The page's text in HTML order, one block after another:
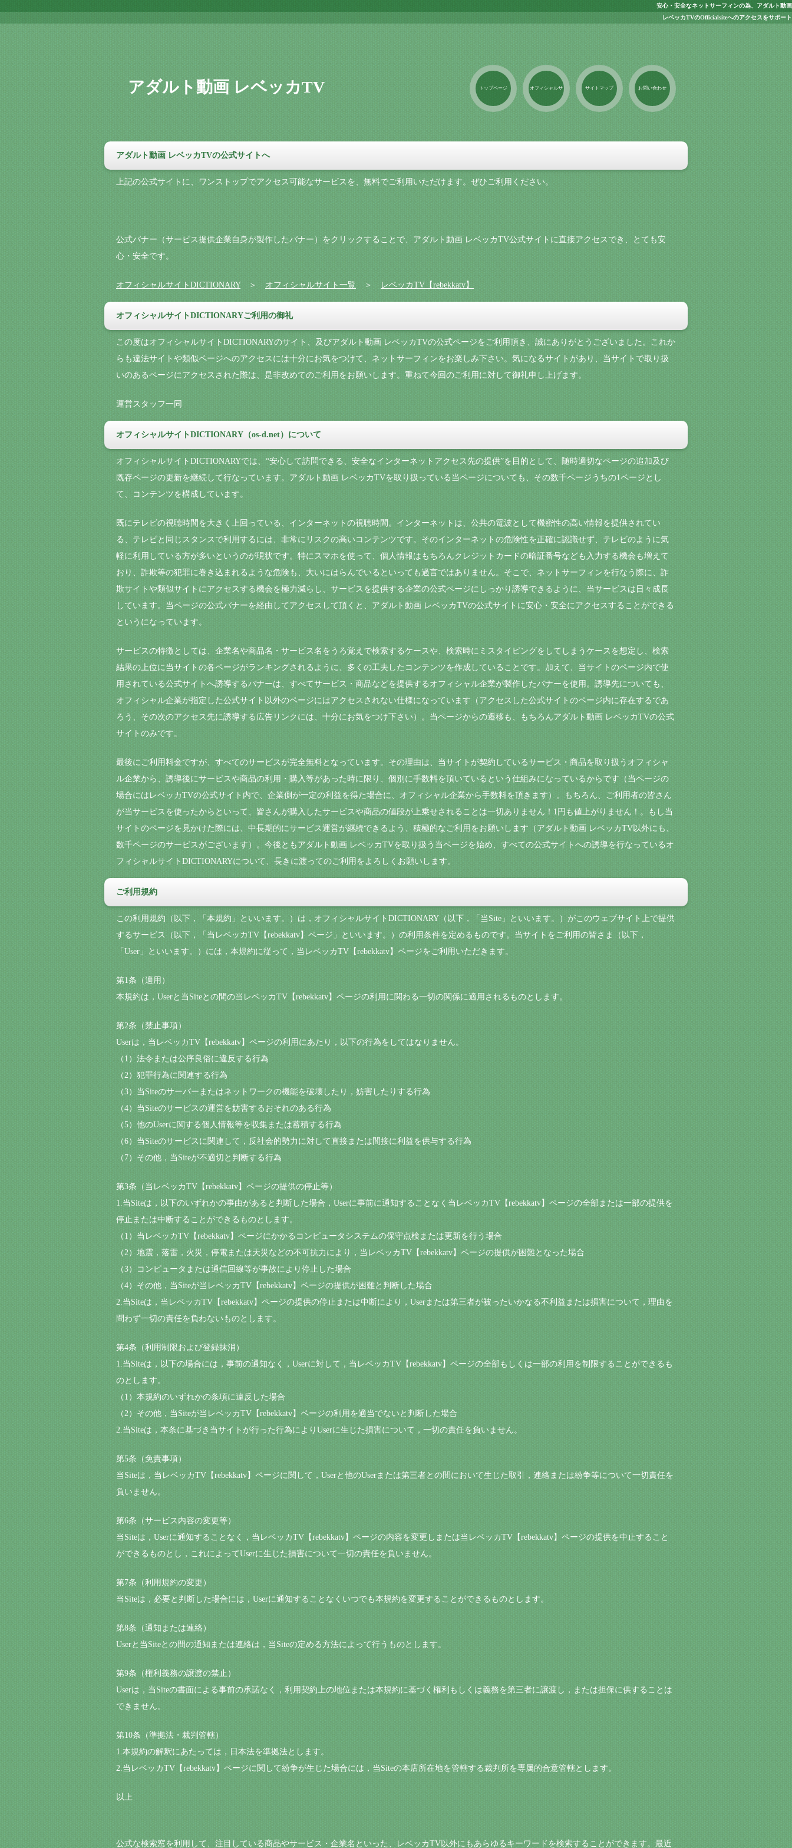
安心・安全なネットサーフィンの為、アダルト動画
レベッカTVのOfficialsiteへのアクセスをサポート
アダルト動画 レベッカTV トップページ オフィシャルサ サイトマップ お問い合わせ
アダルト動画 レベッカTVの公式サイトへ
上記の公式サイトに、ワンストップでアクセス可能なサービスを、無料でご利用いただけます。ぜひご利用ください。
公式バナー（サービス提供企業自身が製作したバナー）をクリックすることで、アダルト動画 レベッカTV公式サイトに直接アクセスでき、とても安
心・安全です。
オフィシャルサイトDICTIONARY＞ オフィシャルサイト一覧 ＞ レベッカTV【rebekkatv】
オフィシャルサイトDICTIONARYご利用の御礼
この度はオフィシャルサイトDICTIONARYのサイト、及びアダルト動画 レベッカTVの公式ページをご利用頂き、誠にありがとうございました。これか
らも違法サイトや類似ページへのアクセスには十分にお気をつけて、ネットサーフィンをお楽しみ下さい。気になるサイトがあり、当サイトで取り扱
いのあるページにアクセスされた際は、是非改めてのご利用をお願いします。重ねて今回のご利用に対して御礼申し上げます。
運営スタッフ一同
オフィシャルサイトDICTIONARY（os-d.net）について
オフィシャルサイトDICTIONARYでは、“安心して訪問できる、安全なインターネットアクセス先の提供”を目的として、随時適切なページの追加及び
既存ページの更新を継続して行なっています。アダルト動画 レベッカTVを取り扱っている当ページについても、その数千ページうちの1ページとし
て、コンテンツを構成しています。
既にテレビの視聴時間を大きく上回っている、インターネットの視聴時間。インターネットは、公共の電波として機密性の高い情報を提供されてい
る、テレビと同じスタンスで利用するには、非常にリスクの高いコンテンツです。そのインターネットの危険性を正確に認識せず、テレビのように気
軽に利用している方が多いというのが現状です。特にスマホを使って、個人情報はもちろんクレジットカードの暗証番号なども入力する機会も増えて
おり、詐欺等の犯罪に巻き込まれるような危険も、大いにはらんでいるといっても過言ではありません。そこで、ネットサーフィンを行なう際に、詐
欺サイトや類似サイトにアクセスする機会を極力減らし、サービスを提供する企業の公式ページにしっかり誘導できるように、当サービスは日々成長
しています。当ページの公式バナーを経由してアクセスして頂くと、アダルト動画 レベッカTVの公式サイトに安心・安全にアクセスすることができる
というになっています。
サービスの特徴としては、企業名や商品名・サービス名をうろ覚えで検索するケースや、検索時にミスタイピングをしてしまうケースを想定し、検索
結果の上位に当サイトの各ページがランキングされるように、多くの工夫したコンテンツを作成していることです。加えて、当サイトのページ内で使
用されている公式サイトへ誘導するバナーは、すべてサービス・商品などを提供するオフィシャル企業が製作したバナーを使用。誘導先についても、
オフィシャル企業が指定した公式サイト以外のページにはアクセスされない仕様になっています（アクセスした公式サイトのページ内に存在するであ
ろう、その次のアクセス先に誘導する広告リンクには、十分にお気をつけ下さい）。当ページからの遷移も、もちろんアダルト動画 レベッカTVの公式
サイトのみです。
最後にご利用料金ですが、すべてのサービスが完全無料となっています。その理由は、当サイトが契約しているサービス・商品を取り扱うオフィシャ
ル企業から、誘導後にサービスや商品の利用・購入等があった時に限り、個別に手数料を頂いているという仕組みになっているからです（当ページの
場合にはレベッカTVの公式サイト内で、企業側が一定の利益を得た場合に、オフィシャル企業から手数料を頂きます）。もちろん、ご利用者の皆さん
が当サービスを使ったからといって、皆さんが購入したサービスや商品の値段が上乗せされることは一切ありません！1円も値上がりません！。もし当
サイトのページを見かけた際には、中長期的にサービス運営が継続できるよう、積極的なご利用をお願いします（アダルト動画 レベッカTV以外にも、
数千ページのサービスがございます）。今後ともアダルト動画 レベッカTVを取り扱う当ページを始め、すべての公式サイトへの誘導を行なっているオ
フィシャルサイトDICTIONARYについて、長きに渡ってのご利用をよろしくお願いします。
ご利用規約
この利用規約（以下，「本規約」といいます。）は，オフィシャルサイトDICTIONARY（以下，「当Site」といいます。）がこのウェブサイト上で提供
するサービス（以下，「当レベッカTV【rebekkatv】ページ」といいます。）の利用条件を定めるものです。当サイトをご利用の皆さま（以下，
「User」といいます。）には，本規約に従って，当レベッカTV【rebekkatv】ページをご利用いただきます。
第1条（適用）
本規約は，Userと当Siteとの間の当レベッカTV【rebekkatv】ページの利用に関わる一切の関係に適用されるものとします。
第2条（禁止事項）
Userは，当レベッカTV【rebekkatv】ページの利用にあたり，以下の行為をしてはなりません。
（1）法令または公序良俗に違反する行為
（2）犯罪行為に関連する行為
（3）当Siteのサーバーまたはネットワークの機能を破壊したり，妨害したりする行為
（4）当Siteのサービスの運営を妨害するおそれのある行為
（5）他のUserに関する個人情報等を収集または蓄積する行為
（6）当Siteのサービスに関連して，反社会的勢力に対して直接または間接に利益を供与する行為
（7）その他，当Siteが不適切と判断する行為
第3条（当レベッカTV【rebekkatv】ページの提供の停止等）
1.当Siteは，以下のいずれかの事由があると判断した場合，Userに事前に通知することなく当レベッカTV【rebekkatv】ページの全部または一部の提供を
停止または中断することができるものとします。
（1）当レベッカTV【rebekkatv】ページにかかるコンピュータシステムの保守点検または更新を行う場合
（2）地震，落雷，火災，停電または天災などの不可抗力により，当レベッカTV【rebekkatv】ページの提供が困難となった場合
（3）コンピュータまたは通信回線等が事故により停止した場合
（4）その他，当Siteが当レベッカTV【rebekkatv】ページの提供が困難と判断した場合
2.当Siteは，当レベッカTV【rebekkatv】ページの提供の停止または中断により，Userまたは第三者が被ったいかなる不利益または損害について，理由を
問わず一切の責任を負わないものとします。
第4条（利用制限および登録抹消）
1.当Siteは，以下の場合には，事前の通知なく，Userに対して，当レベッカTV【rebekkatv】ページの全部もしくは一部の利用を制限することができるも
のとします。
（1）本規約のいずれかの条項に違反した場合
（2）その他，当Siteが当レベッカTV【rebekkatv】ページの利用を適当でないと判断した場合
2.当Siteは，本条に基づき当サイトが行った行為によりUserに生じた損害について，一切の責任を負いません。
第5条（免責事項）
当Siteは，当レベッカTV【rebekkatv】ページに関して，Userと他のUserまたは第三者との間において生じた取引，連絡または紛争等について一切責任を
負いません。
第6条（サービス内容の変更等）
当Siteは，Userに通知することなく，当レベッカTV【rebekkatv】ページの内容を変更しまたは当レベッカTV【rebekkatv】ページの提供を中止すること
ができるものとし，これによってUserに生じた損害について一切の責任を負いません。
第7条（利用規約の変更）
当Siteは，必要と判断した場合には，Userに通知することなくいつでも本規約を変更することができるものとします。
第8条（通知または連絡）
Userと当Siteとの間の通知または連絡は，当Siteの定める方法によって行うものとします。
第9条（権利義務の譲渡の禁止）
Userは，当Siteの書面による事前の承諾なく，利用契約上の地位または本規約に基づく権利もしくは義務を第三者に譲渡し，または担保に供することは
できません。
第10条（準拠法・裁判管轄）
1.本規約の解釈にあたっては，日本法を準拠法とします。
2.当レベッカTV【rebekkatv】ページに関して紛争が生じた場合には，当Siteの本店所在地を管轄する裁判所を専属的合意管轄とします。
以上
公式な検索窓を利用して、注目している商品やサービス・企業名といった、レベッカTV以外にもあらゆるキーワードを検索することができます。最近